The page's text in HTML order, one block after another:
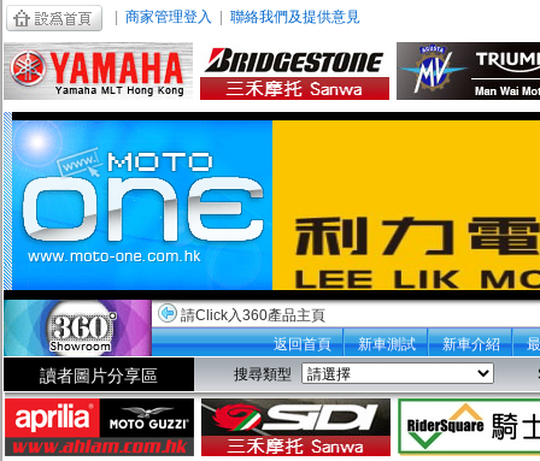
商家管理登入 聯絡我們及提供意見
請Click入360產品主頁
返回首頁
新車測試 新車介紹
讀者圖片分享區 搜尋類型